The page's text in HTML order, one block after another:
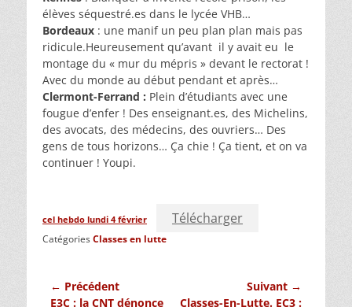
élèves séquestré.es dans le lycée VHB…
Bordeaux : une manif un peu plan plan mais pas
ridicule.Heureusement qu’avant il y avait eu le
montage du « mur du mépris » devant le rectorat !
Avec du monde au début pendant et après…
Clermont-Ferrand : Plein d’étudiants avec une
fougue d’enfer ! Des enseignant.es, des Michelins,
des avocats, des médecins, des ouvriers… Des
gens de tous horizons… Ça chie ! Ça tient, et on va
continuer ! Youpi.
cel hebdo lundi 4 février Télécharger
CatégoriesClasses en lutte
Navigation
← Précédent
Article
E3C : la CNT dénonce
Suivant →
Article
Classes-En-Lutte. EC3 :